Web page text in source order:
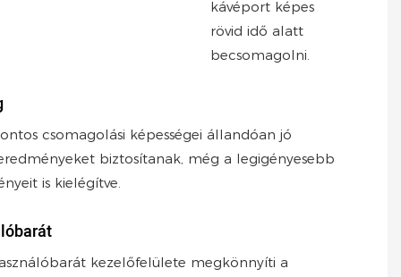
kávéport képes
rövid idő alatt
becsomagolni.
csomagolási képességei állandóan jó
biztosítanak, még a legigényesebb
is kielégítve.
kezelőfelülete megkönnyíti a